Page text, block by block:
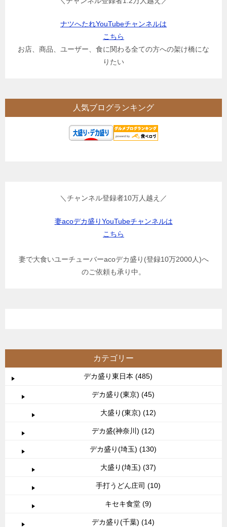
ナツへたれYouTubeチャンネルは
こちら
お店、商品、ユーザー、食に関わる全ての方への架け橋にな
りたい
人気ブログランキング
＼チャンネル登録者10万人越え／
妻acoデカ盛りYouTubeチャンネルは
こちら
妻で大食いユーチューバーacoデカ盛り(登録10万2000人)へ
のご依頼も承り中。
カテゴリー
デカ盛り東日本 (485)
デカ盛り(東京) (45)
大盛り(東京) (12)
デカ盛(神奈川) (12)
デカ盛り(埼玉) (130)
大盛り(埼玉) (37)
手打うどん庄司 (10)
キセキ食堂 (9)
デカ盛り(千葉) (14)